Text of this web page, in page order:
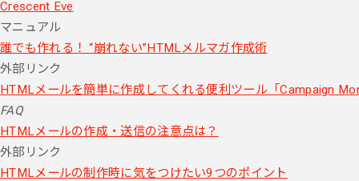
Crescent Eve
マニュアル
誰でも作れる！ “崩れない”HTMLメルマガ作成術
外部リンク
HTMLメールを簡単に作成してくれる便利ツール「Campaign
FAQ
HTMLメールの作成・送信の注意点は？
外部リンク
HTMLメールの制作時に気をつけたい9つのポイント